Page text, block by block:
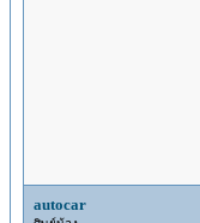
autocar